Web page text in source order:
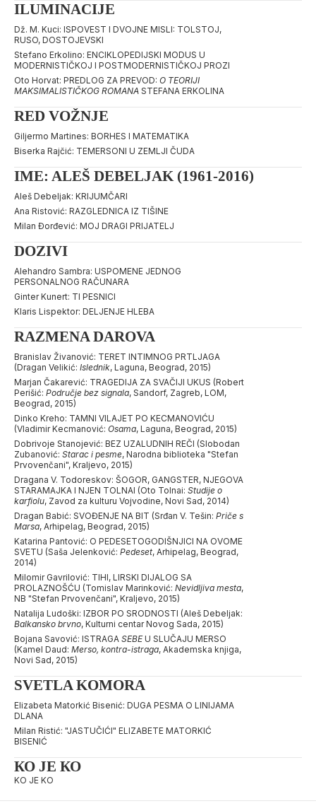
ILUMINACIJE
Dž. M. Kuci: ISPOVEST I DVOJNE MISLI: TOLSTOJ,
RUSO, DOSTOJEVSKI
Stefano Erkolino: ENCIKLOPEDIJSKI MODUS U
MODERNISTIČKOJ I POSTMODERNISTIČKOJ PROZI
Oto Horvat: PREDLOG ZA PREVOD: O TEORIJI
MAKSIMALISTIČKOG ROMANA STEFANA ERKOLINA
RED VOŽNJE
Giljermo Martines: BORHES I MATEMATIKA
Biserka Rajčić: TEMERSONI U ZEMLJI ČUDA
IME: ALEŠ DEBELJAK (1961-2016)
Aleš Debeljak: KRIJUMČARI
Ana Ristović: RAZGLEDNICA IZ TIŠINE
Milan Đorđević: MOJ DRAGI PRIJATELJ
DOZIVI
Alehandro Sambra: USPOMENE JEDNOG
PERSONALNOG RAČUNARA
Ginter Kunert: TI PESNICI
Klaris Lispektor: DELJENJE HLEBA
RAZMENA DAROVA
Branislav Živanović: TERET INTIMNOG PRTLJAGA
(Dragan Velikić: Islednik, Laguna, Beograd, 2015)
Marjan Čakarević: TRAGEDIJA ZA SVAČIJI UKUS (Robert
Perišić: Područje bez signala, Sandorf, Zagreb, LOM,
Beograd, 2015)
Dinko Kreho: TAMNI VILAJET PO KECMANOVIĆU
(Vladimir Kecmanović: Osama, Laguna, Beograd, 2015)
Dobrivoje Stanojević: BEZ UZALUDNIH REČI (Slobodan
Zubanović: Starac i pesme, Narodna biblioteka "Stefan
Prvovenčani", Kraljevo, 2015)
Dragana V. Todoreskov: ŠOGOR, GANGSTER, NJEGOVA
STARAMAJKA I NJEN TOLNAI (Oto Tolnai: Studije o
karfiolu, Zavod za kulturu Vojvodine, Novi Sad, 2014)
Dragan Babić: SVOĐENJE NA BIT (Srđan V. Tešin: Priče s
Marsa, Arhipelag, Beograd, 2015)
Katarina Pantović: O PEDESETOGODIŠNJICI NA OVOME
SVETU (Saša Jelenković: Pedeset, Arhipelag, Beograd,
2014)
Milomir Gavrilović: TIHI, LIRSKI DIJALOG SA
PROLAZNOŠĆU (Tomislav Marinković: Nevidljiva mesta,
NB "Stefan Prvovenčani", Kraljevo, 2015)
Natalija Ludoški: IZBOR PO SRODNOSTI (Aleš Debeljak:
Balkansko brvno, Kulturni centar Novog Sada, 2015)
Bojana Savović: ISTRAGA SEBEU SLUČAJU MERSO
(Kamel Daud: Merso, kontra-istraga, Akademska knjiga,
Novi Sad, 2015)
SVETLA KOMORA
Elizabeta Matorkić Bisenić: DUGA PESMA O LINIJAMA
DLANA
Milan Ristić: "JASTUČIĆI" ELIZABETE MATORKIĆ
BISENIĆ
КО ЈЕ КО
KO JE KO